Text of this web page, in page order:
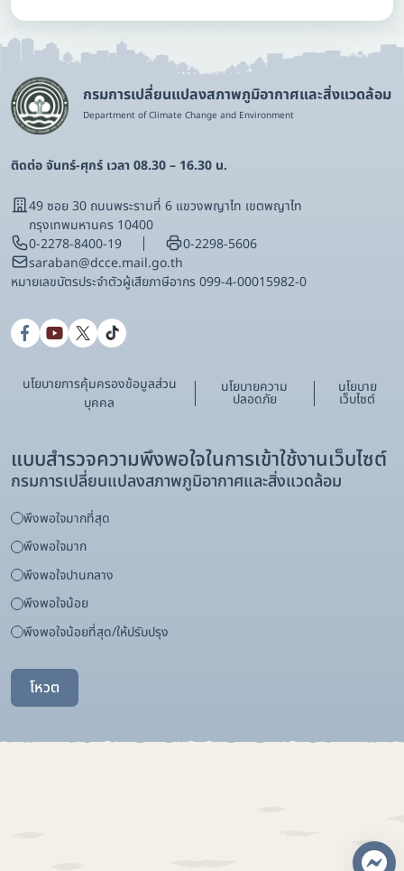
กรมการเปลี่ยนแปลงสภาพภูมิอากาศและสิ่งแวดล้อม
Department of Climate Change and Environment
ติดต่อ จันทร์-ศุกร์ เวลา 08.30 – 16.30 น.
49 ซอย 30 ถนนพระรามที่ 6 แขวงพญาไท เขตพญาไท
กรุงเทพมหานคร 10400
0-2278-8400-19
0-2298-5606
saraban@dcce.mail.go.th
หมายเลขบัตรประจําตัวผู้เสียภาษีอากร 099-4-00015982-0
นโยบายการคุ้มครองข้อมูลส่วน
บุคคล
นโยบายความ
ปลอดภัย
นโยบาย
เว็บไซต์
แบบสำรวจความพึงพอใจในการเข้าใช้งานเว็บไซต์
กรมการเปลี่ยนแปลงสภาพภูมิอากาศและสิ่งแวดล้อม
พึงพอใจมากที่สุด
พึงพอใจมาก
พึงพอใจปานกลาง
พึงพอใจน้อย
พึงพอใจน้อยที่สุด/ให้ปรับปรุง
โหวต